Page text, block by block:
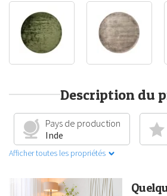
Description du
Pays de production
Inde
Afficher toutes les propriétés